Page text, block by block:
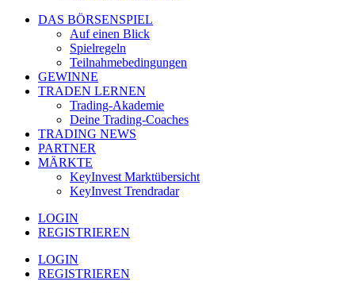
DAS BÖRSENSPIEL
Auf einen Blick
Spielregeln
Teilnahmebedingungen
GEWINNE
TRADEN LERNEN
Trading-Akademie
Deine Trading-Coaches
TRADING NEWS
PARTNER
MÄRKTE
KeyInvest Marktübersicht
KeyInvest Trendradar
LOGIN
REGISTRIEREN
LOGIN
REGISTRIEREN